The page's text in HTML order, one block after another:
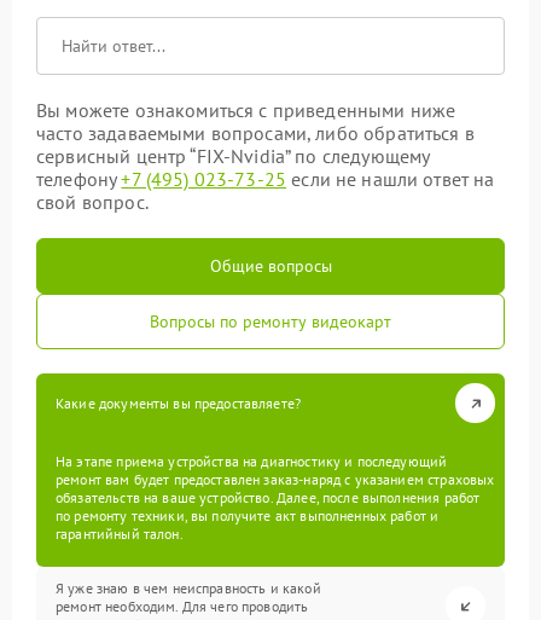
Вы можете ознакомиться с приведенными ниже
часто задаваемыми вопросами, либо обратиться в
сервисный центр “FIX-Nvidia” по следующему
телефону+7 (495) 023-73-25 если не нашли ответ на
свой вопрос.
Общие вопросы
Вопросы по ремонту видеокарт
Какие документы вы предоставляете?
На этапе приема устройства на диагностику и последующий
ремонт вам будет предоставлен заказ-наряд с указанием страховых
обязательств на ваше устройство. Далее, после выполнения работ
по ремонту техники, вы получите акт выполненных работ и
гарантийный талон.
Я уже знаю в чем неисправность и какой
ремонт необходим. Для чего проводить